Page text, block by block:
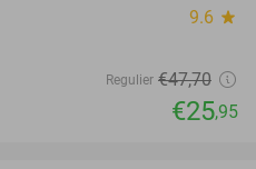
9.6 star
Regulier €47,70
€25,95